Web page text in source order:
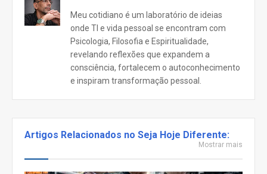
Meu cotidiano é um laboratório de ideias
onde TI e vida pessoal se encontram com
Psicologia, Filosofia e Espiritualidade,
revelando reflexões que expandem a
consciência, fortalecem o autoconhecimento
e inspiram transformação pessoal.
Artigos Relacionados no Seja Hoje Diferente:
Mostrar mais